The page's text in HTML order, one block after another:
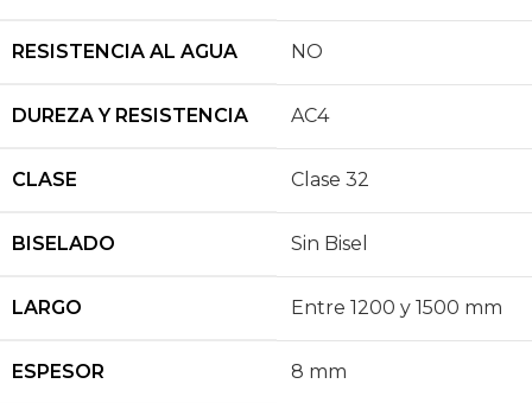
RESISTENCIA AL AGUA NO
DUREZA Y RESISTENCIA AC4
CLASE Clase 32
BISELADO Sin Bisel
LARGO Entre 1200 y 1500 mm
ESPESOR 8 mm